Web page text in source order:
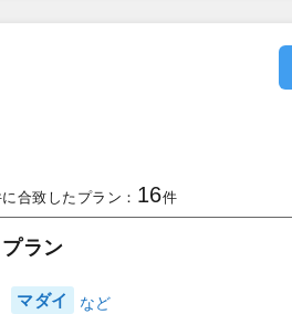
合致したプラン： 16件
ラン
マダイ